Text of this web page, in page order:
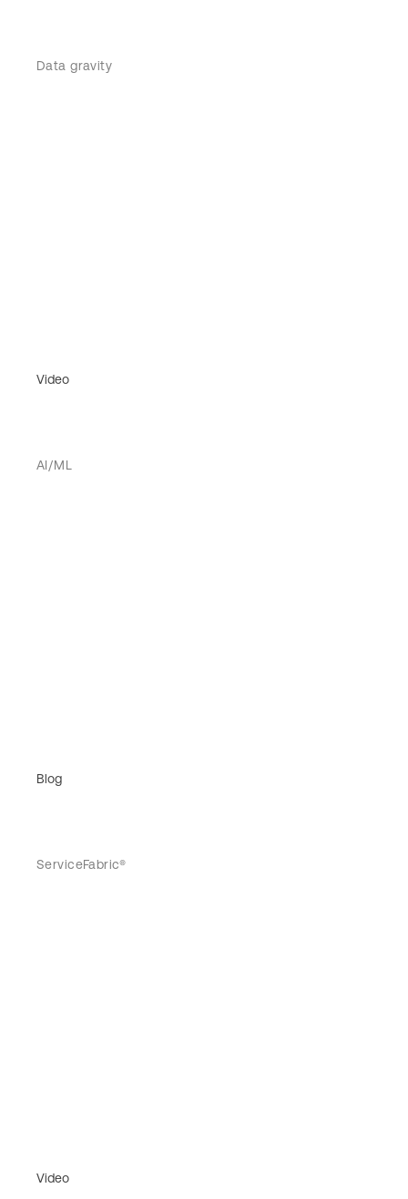
Data gravity
Video
AI/ML
Blog
ServiceFabric®
Video